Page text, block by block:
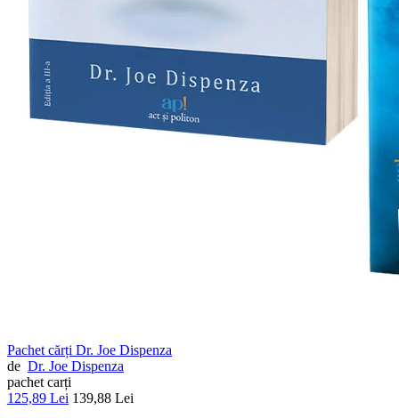
Pachet cărți Dr. Joe Dispenza
de Dr. Joe Dispenza
pachet carți
125,89 Lei 139,88 Lei